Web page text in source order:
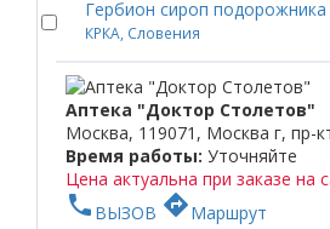
Гербион сироп
КРКА, Словения
Аптека "Доктор Столетов"
Москва, 119071, Москва г, пр-
Время работы: Уточняйте
Цена актуальна при заказе на
phone ВЫЗОВ directionsМаршрут